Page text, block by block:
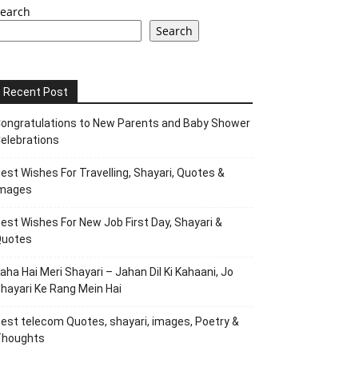
Search
Recent Post
to New Parents and Baby Shower
Wishes For Travelling, Shayari, Quotes &
Wishes For New Job First Day, Shayari &
Hai Meri Shayari – Jahan Dil Ki Kahaani, Jo
Ke Rang Mein Hai
telecom Quotes, shayari, images, Poetry &